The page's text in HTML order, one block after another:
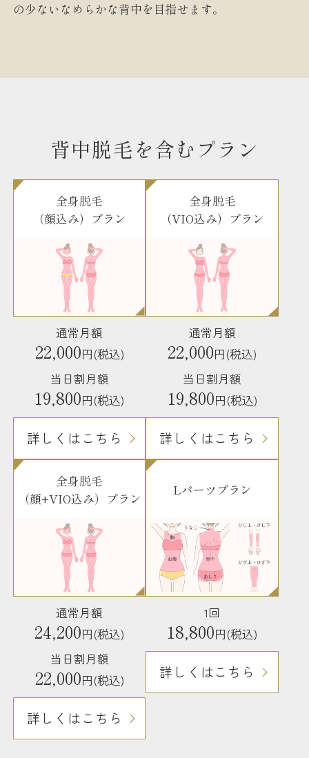
の少ないなめらかな背中を目指せます。
背中脱毛を含むプラン
全身脱毛
（顔込み）プラン
通常月額
22,000円(税込)
当日割月額
19,800円(税込)
詳しくはこちら
全身脱毛
（VIO込み）プラン
通常月額
22,000円(税込)
当日割月額
19,800円(税込)
詳しくはこちら
全身脱毛
（顔+VIO込み）プラン
通常月額
24,200円(税込)
当日割月額
22,000円(税込)
詳しくはこちら
Lパーツプラン
1回
18,800円(税込)
詳しくはこちら